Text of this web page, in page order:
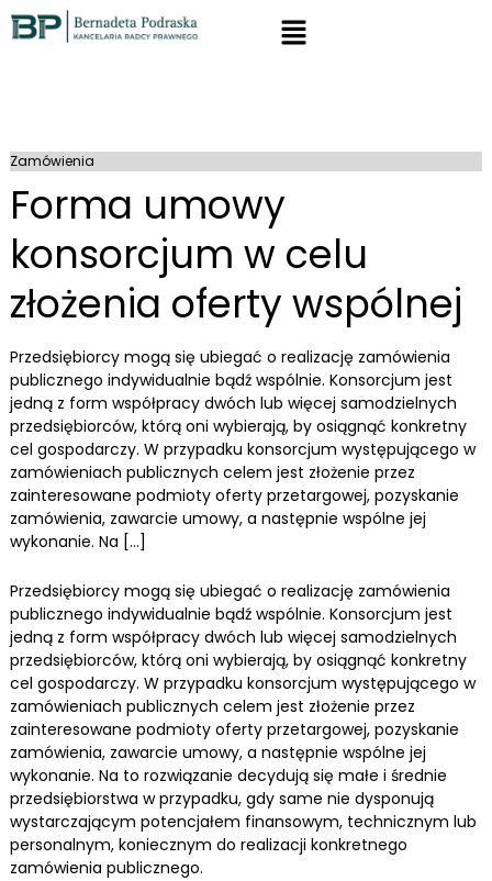
Zamówienia
Forma umowy
konsorcjum w celu
złożenia oferty wspólnej
Przedsiębiorcy mogą się ubiegać o realizację zamówienia
publicznego indywidualnie bądź wspólnie. Konsorcjum jest
jedną z form współpracy dwóch lub więcej samodzielnych
przedsiębiorców, którą oni wybierają, by osiągnąć konkretny
cel gospodarczy. W przypadku konsorcjum występującego w
zamówieniach publicznych celem jest złożenie przez
zainteresowane podmioty oferty przetargowej, pozyskanie
zamówienia, zawarcie umowy, a następnie wspólne jej
wykonanie. Na […]
Przedsiębiorcy mogą się ubiegać o realizację zamówienia
publicznego indywidualnie bądź wspólnie. Konsorcjum jest
jedną z form współpracy dwóch lub więcej samodzielnych
przedsiębiorców, którą oni wybierają, by osiągnąć konkretny
cel gospodarczy. W przypadku konsorcjum występującego w
zamówieniach publicznych celem jest złożenie przez
zainteresowane podmioty oferty przetargowej, pozyskanie
zamówienia, zawarcie umowy, a następnie wspólne jej
wykonanie. Na to rozwiązanie decydują się małe i średnie
przedsiębiorstwa w przypadku, gdy same nie dysponują
wystarczającym potencjałem finansowym, technicznym lub
personalnym, koniecznym do realizacji konkretnego
zamówienia publicznego.